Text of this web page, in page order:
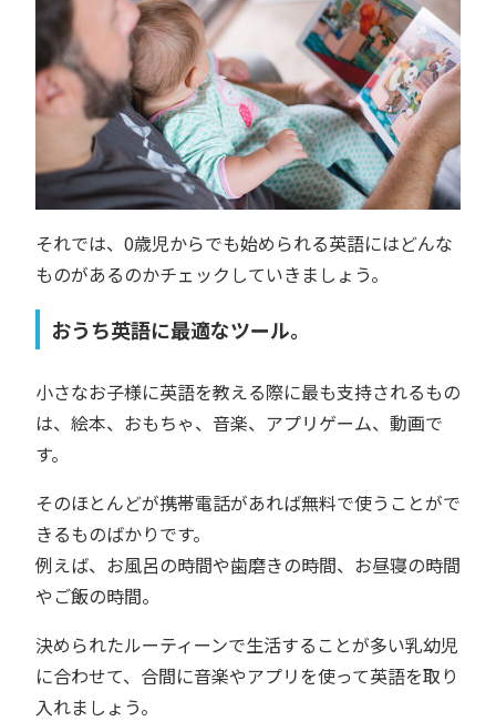
それでは、0歳児からでも始められる英語にはどんな
ものがあるのかチェックしていきましょう。
おうち英語に最適なツール。
小さなお子様に英語を教える際に最も支持されるもの
は、絵本、おもちゃ、音楽、アプリゲーム、動画で
す。
そのほとんどが携帯電話があれば無料で使うことがで
きるものばかりです。
例えば、お風呂の時間や歯磨きの時間、お昼寝の時間
やご飯の時間。
決められたルーティーンで生活することが多い乳幼児
に合わせて、合間に音楽やアプリを使って英語を取り
入れましょう。